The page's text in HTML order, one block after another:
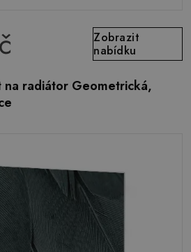
Zobrazit
nabídku
radiátor Geometrická,